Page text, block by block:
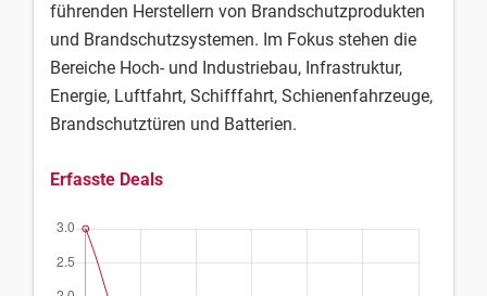
führenden Herstellern von Brandschutzprodukten
und Brandschutzsystemen. Im Fokus stehen die
Bereiche Hoch- und Industriebau, Infrastruktur,
Energie, Luftfahrt, Schifffahrt, Schienenfahrzeuge,
Brandschutztüren und Batterien.
Erfasste Deals